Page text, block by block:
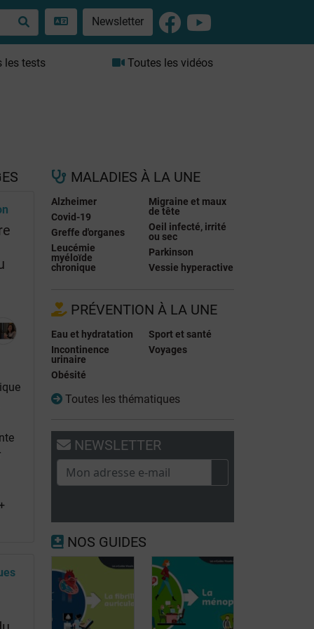
Newsletter
les tests Toutes les vidéos
MALADIES À LA UNE
Alzheimer
Covid-19
Greffe d'organes
Leucémie
myéloïde
chronique
Migraine et maux
de tête
Oeil infecté, irrité
ou sec
Parkinson
Vessie hyperactive
PRÉVENTION À LA UNE
Eau et hydratation
Incontinence
urinaire
Obésité
Sport et santé
Voyages
Toutes les thématiques
NEWSLETTER
NOS GUIDES